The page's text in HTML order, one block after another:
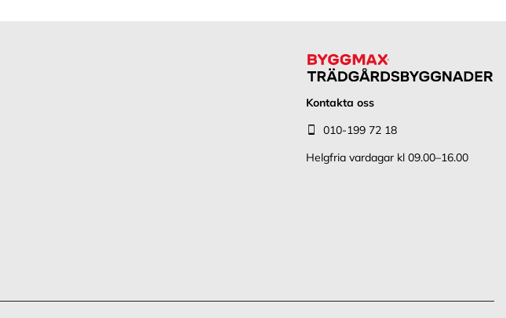
Kontakta oss
010-199 72 18
Helgfria vardagar kl 09.00–16.00